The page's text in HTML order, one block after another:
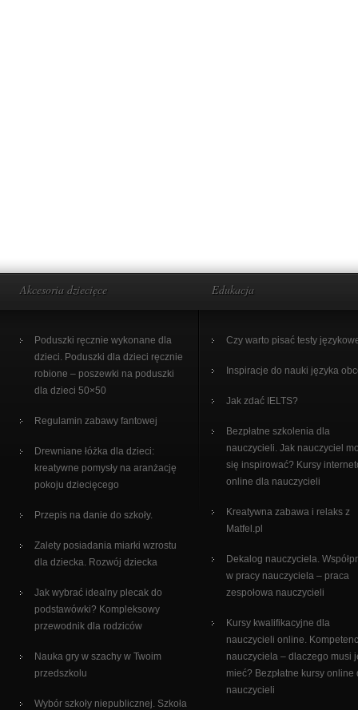
Akcesoria dziecięce
Poduszki ręcznie wykonane dla
dzieci. Poduszki dla dzieci ręcznie
robione – poszewki na poduszki
dla dzieci 50×50
Regulamin zabawy fantowej
Drewniane łóżka dla dzieci:
kreatywne pomysły na aranżację
pokoju dziecięcego
Przepis na danie do szkoły.
Zalety posiadania miarki wzrostu
dla dziecka. Rozwój dziecka
Jak wybrać idealny plecak do
podstawówki? Kompleksowy
przewodnik dla rodziców
Nauka gry w szachy w Twoim
przedszkolu
Wybór szkoły niepublicznej. Szkoła
Edukacja
Czy warto pisać testy
Inspiracje do nauki języka
Jak zdać IELTS?
Bezpłatne szkolenia dla
nauczycieli. Jak nauczyciel
się inspirować? Kursy
online dla nauczycieli
Kreatywna zabawa i relaks z
Matfel.pl
Dekalog nauczyciela.
w pracy nauczyciela – praca
zespołowa nauczycieli
Kursy kwalifikacyjne dla
nauczycieli online.
nauczyciela – dlaczego musi
mieć? Bezpłatne kursy online
nauczycieli